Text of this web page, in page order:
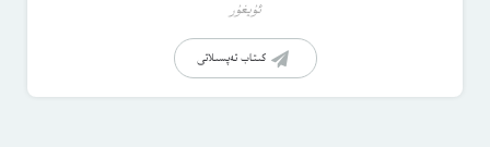
ئۇيغۇر
كىتاب تەپسىلاتى